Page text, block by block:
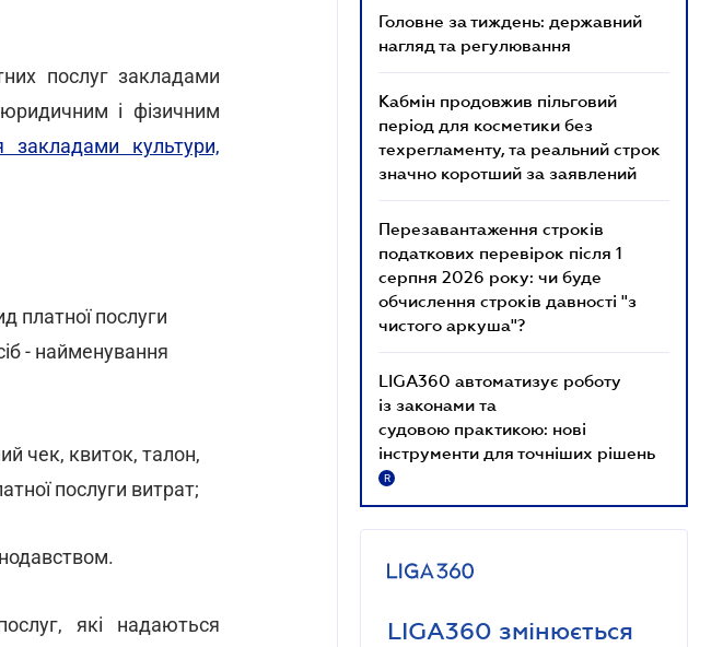
послуг закладами
і фізичним
закладами культури,
платної послуги
- найменування
чек, квиток, талон,
послуги витрат;
які надаються
Головне за тиждень: державний
нагляд та регулювання
Кабмін продовжив пільговий
період для косметики без
техрегламенту, та реальний строк
значно коротший за заявлений
Перезавантаження строків
податкових перевірок після 1
серпня 2026 року: чи буде
обчислення строків давності "з
чистого аркуша"?
LIGA360 автоматизує роботу
із законами та
судовою практикою: нові
інструменти для точніших рішень
R
LIGA360 змінюється